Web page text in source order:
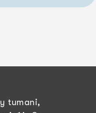
tumani,